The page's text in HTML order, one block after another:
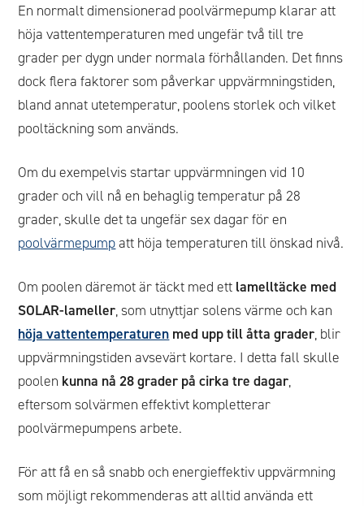
En normalt dimensionerad poolvärmepump klarar att
höja vattentemperaturen med ungefär två till tre
grader per dygn under normala förhållanden. Det finns
dock flera faktorer som påverkar uppvärmningstiden,
bland annat utetemperatur, poolens storlek och vilket
pooltäckning som används.
Om du exempelvis startar uppvärmningen vid 10
grader och vill nå en behaglig temperatur på 28
grader, skulle det ta ungefär sex dagar för en
poolvärmepumpatt höja temperaturen till önskad nivå.
Om poolen däremot är täckt med ett lamelltäcke med
SOLAR-lameller, som utnyttjar solens värme och kan
höja vattentemperaturen med upp till åtta grader, blir
uppvärmningstiden avsevärt kortare. I detta fall skulle
poolen kunna nå 28 grader på cirka tre dagar,
eftersom solvärmen effektivt kompletterar
poolvärmepumpens arbete.
För att få en så snabb och energieffektiv uppvärmning
som möjligt rekommenderas att alltid använda ett